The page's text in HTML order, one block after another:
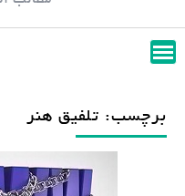
n
برچسب: تلفیق هنر